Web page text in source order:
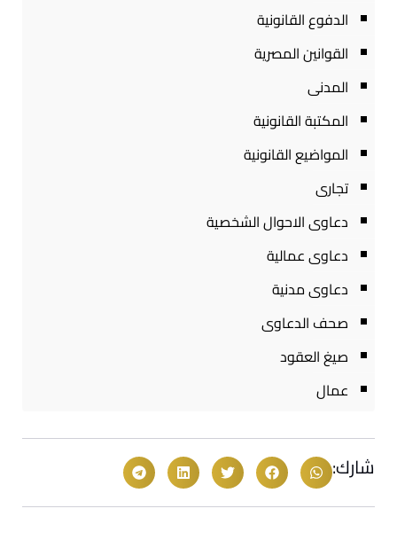
الدفوع القانونية
القوانين المصرية
المدنى
المكتبة القانونية
المواضيع القانونية
تجارى
دعاوى الاحوال الشخصية
دعاوى عمالية
دعاوى مدنية
صحف الدعاوى
صيغ العقود
عمال
شارك: